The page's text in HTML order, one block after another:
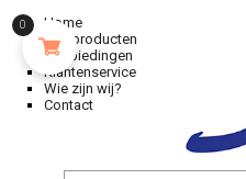
Home
Alle producten
Aanbiedingen
Klantenservice
Wie zijn wij?
Contact
0